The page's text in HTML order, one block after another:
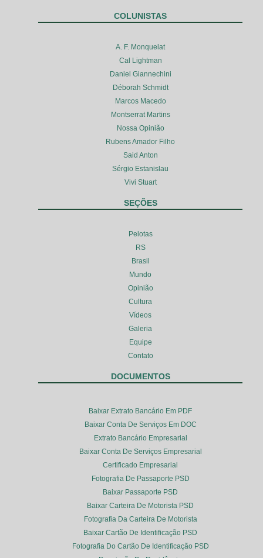
COLUNISTAS
A. F. Monquelat
Cal Lightman
Daniel Giannechini
Déborah Schmidt
Marcos Macedo
Montserrat Martins
Nossa Opinião
Rubens Amador Filho
Said Anton
Sérgio Estanislau
Vivi Stuart
SEÇÕES
Pelotas
RS
Brasil
Mundo
Opinião
Cultura
Vídeos
Galeria
Equipe
Contato
DOCUMENTOS
Baixar Extrato Bancário Em PDF
Baixar Conta De Serviços Em DOC
Extrato Bancário Empresarial
Baixar Conta De Serviços Empresarial
Certificado Empresarial
Fotografia De Passaporte PSD
Baixar Passaporte PSD
Baixar Carteira De Motorista PSD
Fotografia Da Carteira De Motorista
Baixar Cartão De Identificação PSD
Fotografia Do Cartão De Identificação PSD